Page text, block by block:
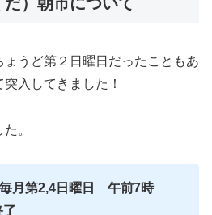
）朝市について
うど第２日曜日だったこともあ
入してきました！
。
毎月第2,4日曜日 午前7時